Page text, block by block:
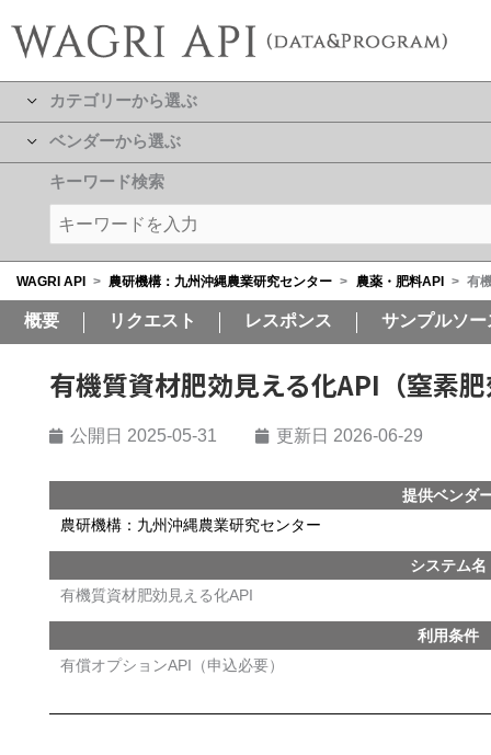
カテゴリーから選ぶ
ベンダーから選ぶ
キーワード検索
WAGRI API > 農研機構：九州沖縄農業研究センター > 農薬・肥料API > 有
概要 リクエスト レスポンス サンプルソ
有機質資材肥効見える化API（窒素
公開日 2025-05-31 更新日 2026-06-29
提供ベンダ
農研機構：九州沖縄農業研究センター
システム名
有機質資材肥効見える化API
利用条件
有償オプションAPI（申込必要）